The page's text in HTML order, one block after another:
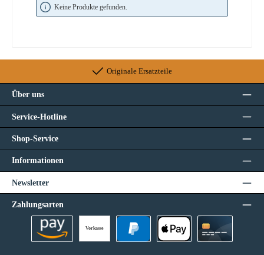
Keine Produkte gefunden.
Originale Ersatzteile
Über uns
Service-Hotline
Shop-Service
Informationen
Newsletter
Zahlungsarten
Vorkasse